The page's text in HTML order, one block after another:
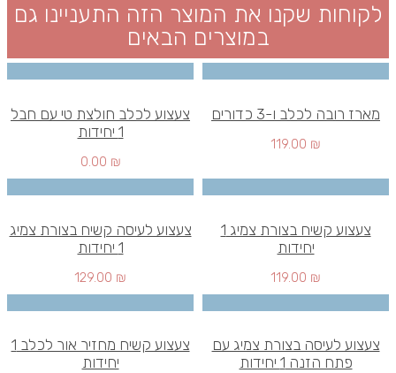
לקוחות שקנו את המוצר הזה התעניינו גם
במוצרים הבאים
מארז רובה לכלב ו-3 כדורים
119.00 ₪
צעצוע לכלב חולצת טי עם חבל
1 יחידות
0.00 ₪
צעצוע קשיח בצורת צמיג 1
יחידות
119.00 ₪
צעצוע לעיסה קשיח בצורת צמיג
1 יחידות
129.00 ₪
צעצוע לעיסה בצורת צמיג עם
פתח הזנה 1 יחידות
צעצוע קשיח מחזיר אור לכלב 1
יחידות